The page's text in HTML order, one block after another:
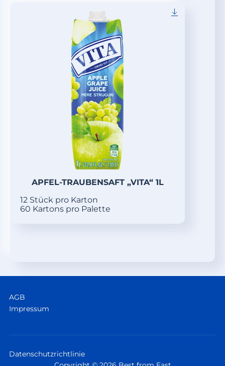
APFEL-TRAUBENSAFT „VITA“ 1L
12 Stück pro Karton
60 Kartons pro Palette
AGB
Impressum
Datenschutzrichtlinie